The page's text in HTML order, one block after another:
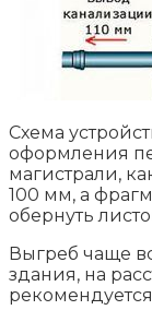
Схема
оформления
магистрали,
100 мм, а
обернуть
Выгреб чаще
здания, на